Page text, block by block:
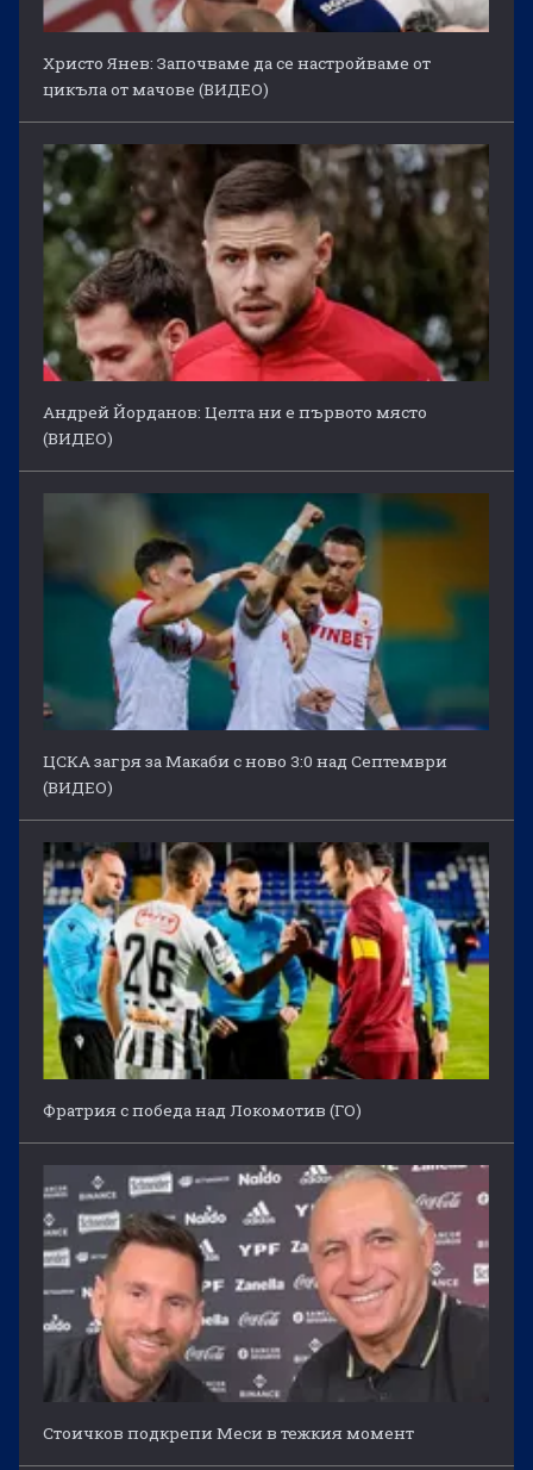
Христо Янев: Започваме да се настройваме от
цикъла от мачове (ВИДЕО)
Андрей Йорданов: Целта ни е първото място
(ВИДЕО)
ЦСКА загря за Макаби с ново 3:0 над Септември
(ВИДЕО)
Фратрия с победа над Локомотив (ГО)
Стоичков подкрепи Меси в тежкия момент